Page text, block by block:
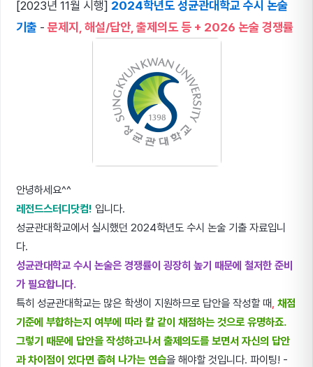
[2023년 11월 시행] 2024학년도 성균관대학교 수시 논술
기출 - 문제지, 해설/답안, 출제의도 등 + 2026 논술 경쟁률
안녕하세요^^
레전드스터디닷컴! 입니다.
성균관대학교에서 실시했던 2024학년도 수시 논술 기출 자료입니
다.
성균관대학교 수시 논술은 경쟁률이 굉장히 높기 때문에 철저한 준비
가 필요합니다.
특히 성균관대학교는 많은 학생이 지원하므로 답안을 작성할 때, 채점
기준에 부합하는지 여부에 따라 칼 같이 채점하는 것으로 유명하죠.
그렇기 때문에 답안을 작성하고나서 출제의도를 보면서 자신의 답안
과 차이점이 있다면 좁혀 나가는 연습을 해야할 것입니다. 파이팅! -